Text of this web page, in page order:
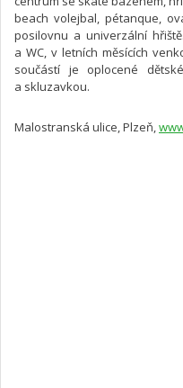
beach volejbal, pétanque,
posilovnu a univerzální
a WC, v letních měsících
součástí je oplocené
a skluzavkou.
Malostranská ulice, Plzeň,